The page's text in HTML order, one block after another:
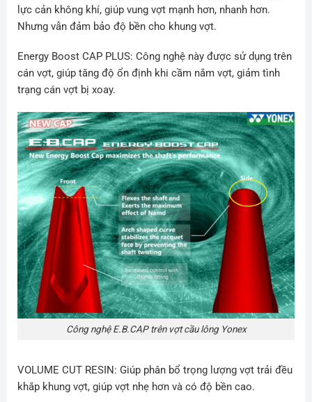
lực cản không khí, giúp vung vợt mạnh hơn, nhanh hơn.
Nhưng vẫn đảm bảo độ bền cho khung vợt.
Energy Boost CAP PLUS: Công nghệ này được sử dụng trên
cán vợt, giúp tăng độ ổn định khi cầm nắm vợt, giảm tình
trạng cán vợt bị xoay.
Công nghệ E.B.CAP trên vợt cầu lông Yonex
VOLUME CUT RESIN: Giúp phân bổ trọng lượng vợt trải đều
khắp khung vợt, giúp vợt nhẹ hơn và có độ bền cao.